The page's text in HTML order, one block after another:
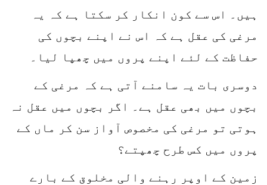
ہیں۔ اس سے کون انکار کر سکتا ہے کہ یہ
مرغی کی عقل ہے کہ اس نے اپنے بچوں کی
حفاظت کے لئے اپنے پروں میں چھپا لیا۔
دوسری بات یہ سامنے آتی ہے کہ مرغی کے
بچوں میں بھی عقل ہے۔ اگر بچوں میں عقل نہ
ہوتی تو مرغی کی مخصوص آواز سن کر ماں کے
پروں میں کس طرح چھپتے؟
زمین کے اوپر رہنے والی مخلوق کے بارے